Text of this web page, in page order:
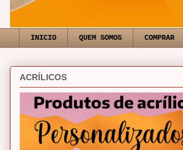
INICIO QUEM SOMOS COMPRAR
ACRÍLICOS